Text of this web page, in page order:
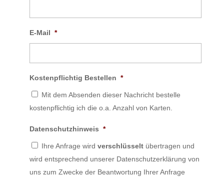
E-Mail *
Kostenpflichtig Bestellen *
Mit dem Absenden dieser Nachricht bestelle
kostenpflichtig ich die o.a. Anzahl von Karten.
Datenschutzhinweis *
Ihre Anfrage wird verschlüsseltübertragen und
wird entsprechend unserer Datenschutzerklärung von
uns zum Zwecke der Beantwortung Ihrer Anfrage